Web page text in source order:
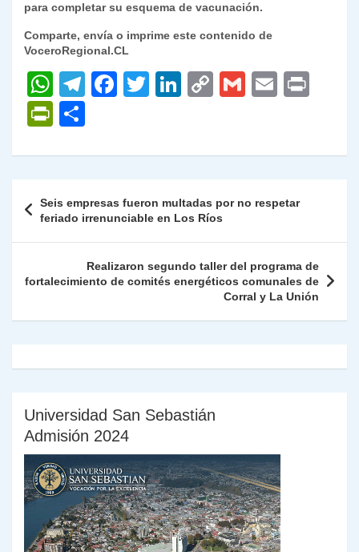
para completar su esquema de vacunación.
Comparte, envía o imprime este contenido de
VoceroRegional.CL
W
h
at
s
p
p
T
gr
m
F
e
o
o
k
T
er
Li
e
n
C
y
n
k
G
l
E
l
P
nt
Fr
ie
n
y
m
ar
tir
de
entradas
Seis empresas fueron multadas por no respetar
feriado irrenunciable en Los Ríos
Realizaron segundo taller del programa de
fortalecimiento de comités energéticos comunales de
Corral y La Unión
Universidad San Sebastián
Admisión 2024